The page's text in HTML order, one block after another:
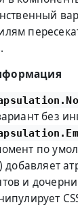
без
по
добавляет
и